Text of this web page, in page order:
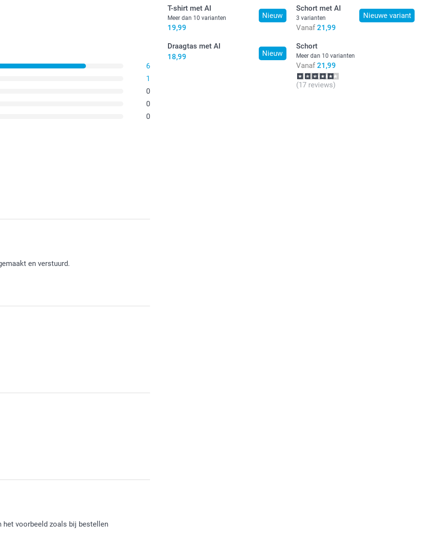
6
1
0
0
0
en verstuurd.
mok hebt besteld en hier
met de mok. Veel plezier er van!
voorbeeld zoals bij bestellen
Nieuw
T-shirt met AI
Meer dan 10 varianten
19,99
Nieuwe variant
Schort met AI
3 varianten
Vanaf 21,99
Nieuw
Draagtas met AI
18,99
Schort
Meer dan 10 varianten
Vanaf 21,99
(17 reviews)